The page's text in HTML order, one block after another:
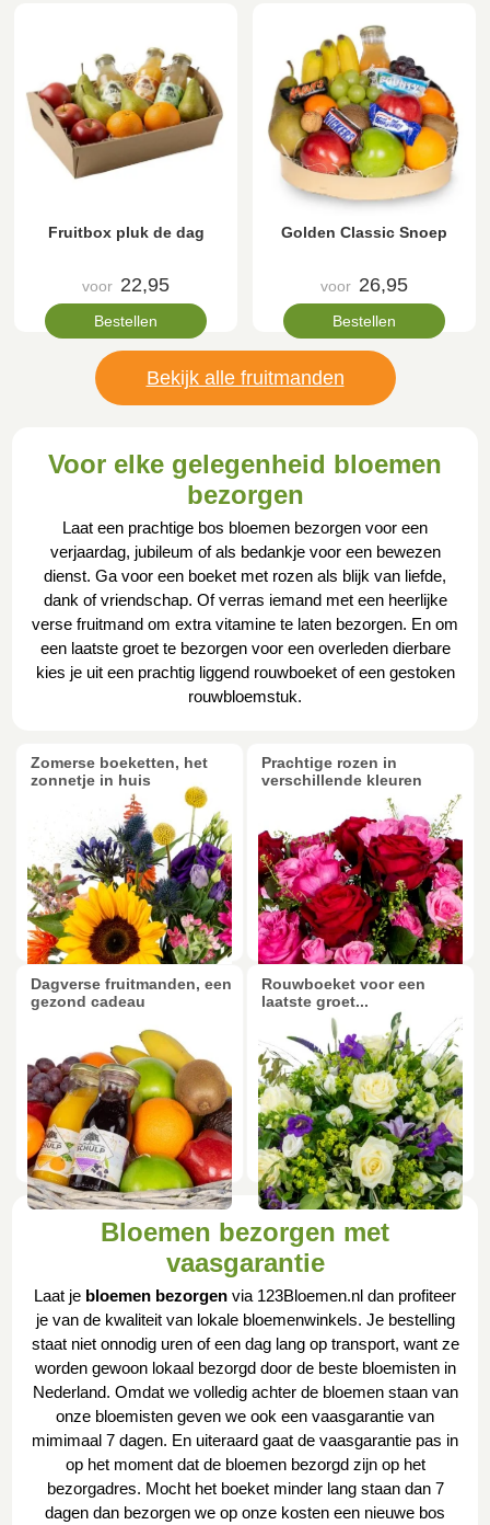
Fruitbox pluk de dag
voor 22,95
Bestellen
Golden Classic Snoep
voor 26,95
Bestellen
Bekijk alle fruitmanden
Voor elke gelegenheid bloemen
bezorgen
Laat een prachtige bos bloemen bezorgen voor een
verjaardag, jubileum of als bedankje voor een bewezen
dienst. Ga voor een boeket met rozen als blijk van liefde,
dank of vriendschap. Of verras iemand met een heerlijke
verse fruitmand om extra vitamine te laten bezorgen. En om
een laatste groet te bezorgen voor een overleden dierbare
kies je uit een prachtig liggend rouwboeket of een gestoken
rouwbloemstuk.
Zomerse boeketten, het
zonnetje in huis
Prachtige rozen in
verschillende kleuren
Dagverse fruitmanden, een
gezond cadeau
Rouwboeket voor een
laatste groet...
Bloemen bezorgen met
vaasgarantie
Laat je bloemen bezorgen via 123Bloemen.nl dan profiteer
je van de kwaliteit van lokale bloemenwinkels. Je bestelling
staat niet onnodig uren of een dag lang op transport, want ze
worden gewoon lokaal bezorgd door de beste bloemisten in
Nederland. Omdat we volledig achter de bloemen staan van
onze bloemisten geven we ook een vaasgarantie van
mimimaal 7 dagen. En uiteraard gaat de vaasgarantie pas in
op het moment dat de bloemen bezorgd zijn op het
bezorgadres. Mocht het boeket minder lang staan dan 7
dagen dan bezorgen we op onze kosten een nieuwe bos